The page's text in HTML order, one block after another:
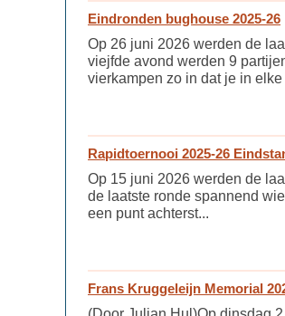
Eindronden bughouse 2025-26
Op 26 juni 2026 werden de
viejfde avond werden 9
vierkampen zo in dat je in elke
Rapidtoernooi 2025-26
Op 15 juni 2026 werden de
de laatste ronde spannend
een punt achterst...
Frans Kruggeleijn Memorial